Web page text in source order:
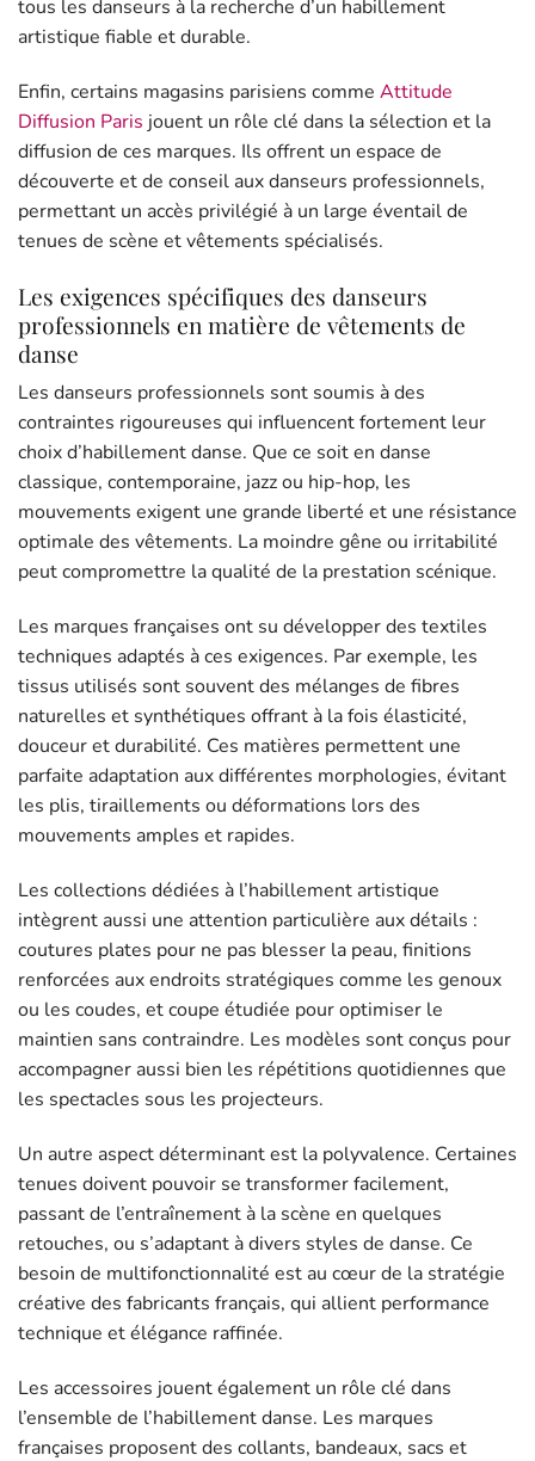
tous les danseurs à la recherche d’un habillement
artistique fiable et durable.
Enfin, certains magasins parisiens comme Attitude
Diffusion Paris jouent un rôle clé dans la sélection et la
diffusion de ces marques. Ils offrent un espace de
découverte et de conseil aux danseurs professionnels,
permettant un accès privilégié à un large éventail de
tenues de scène et vêtements spécialisés.
Les exigences spécifiques des danseurs
professionnels en matière de vêtements de
danse
Les danseurs professionnels sont soumis à des
contraintes rigoureuses qui influencent fortement leur
choix d’habillement danse. Que ce soit en danse
classique, contemporaine, jazz ou hip-hop, les
mouvements exigent une grande liberté et une résistance
optimale des vêtements. La moindre gêne ou irritabilité
peut compromettre la qualité de la prestation scénique.
Les marques françaises ont su développer des textiles
techniques adaptés à ces exigences. Par exemple, les
tissus utilisés sont souvent des mélanges de fibres
naturelles et synthétiques offrant à la fois élasticité,
douceur et durabilité. Ces matières permettent une
parfaite adaptation aux différentes morphologies, évitant
les plis, tiraillements ou déformations lors des
mouvements amples et rapides.
Les collections dédiées à l’habillement artistique
intègrent aussi une attention particulière aux détails :
coutures plates pour ne pas blesser la peau, finitions
renforcées aux endroits stratégiques comme les genoux
ou les coudes, et coupe étudiée pour optimiser le
maintien sans contraindre. Les modèles sont conçus pour
accompagner aussi bien les répétitions quotidiennes que
les spectacles sous les projecteurs.
Un autre aspect déterminant est la polyvalence. Certaines
tenues doivent pouvoir se transformer facilement,
passant de l’entraînement à la scène en quelques
retouches, ou s’adaptant à divers styles de danse. Ce
besoin de multifonctionnalité est au cœur de la stratégie
créative des fabricants français, qui allient performance
technique et élégance raffinée.
Les accessoires jouent également un rôle clé dans
l’ensemble de l’habillement danse. Les marques
françaises proposent des collants, bandeaux, sacs et